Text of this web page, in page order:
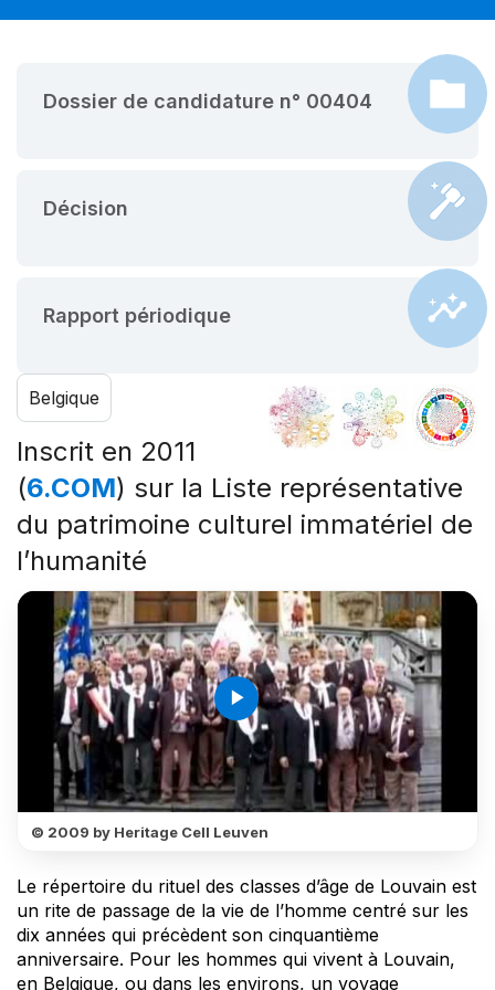
Dossier de candidature n° 00404
Décision
Rapport périodique
Belgique
Inscrit en 2011
(6.COM) sur la Liste représentative
du patrimoine culturel immatériel de
l’humanité
play_arrow
© 2009 by Heritage Cell Leuven
Le répertoire du rituel des classes d’âge de Louvain est
un rite de passage de la vie de l’homme centré sur les
dix années qui précèdent son cinquantième
anniversaire. Pour les hommes qui vivent à Louvain,
en Belgique, ou dans les environs, un voyage